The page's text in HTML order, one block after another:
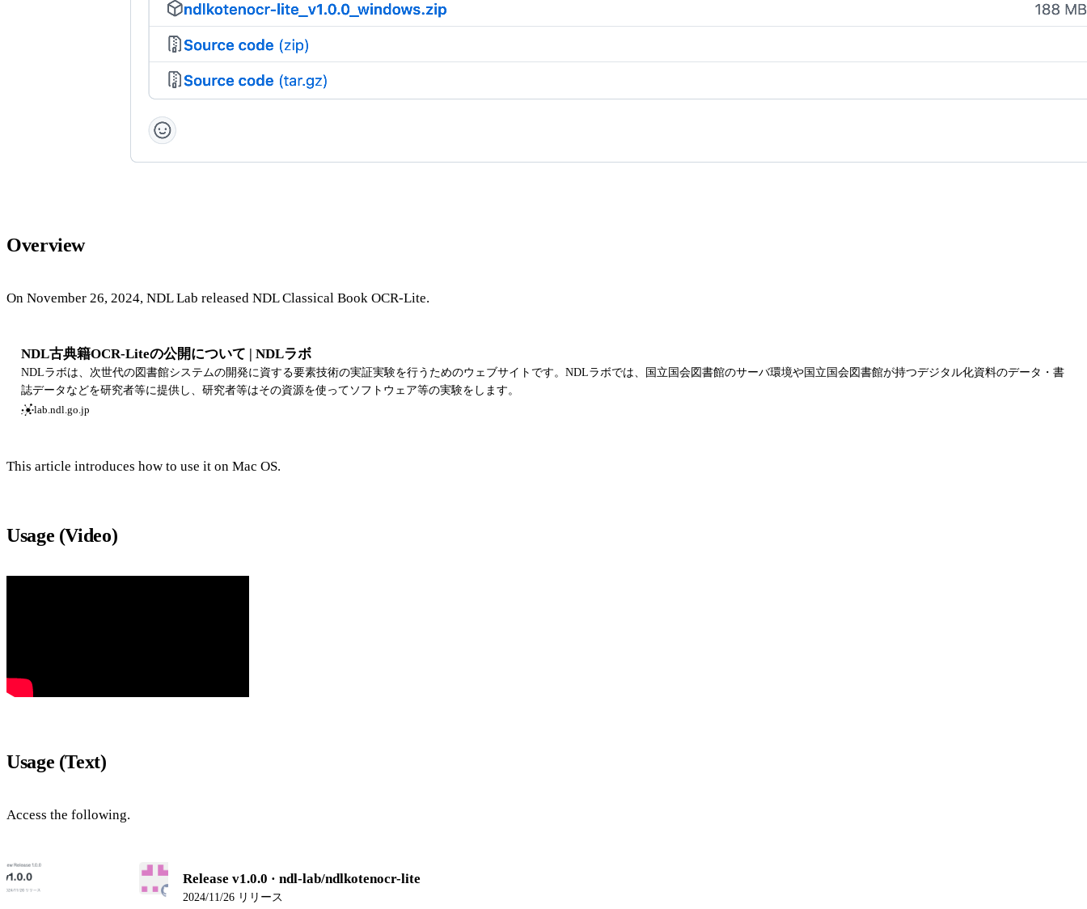
Overview
On November 26, 2024, NDL Lab released NDL Classical Book OCR-Lite.
NDL古典籍OCR-Liteの公開について | NDLラボ
NDLラボは、次世代の図書館システムの開発に資する要素技術の実証実験を行うためのウェブサイトです。NDLラボでは、国立国会図書館のサーバ環境や国立国会図書館が持つデジタル化資料のデータ・書
誌データなどを研究者等に提供し、研究者等はその資源を使ってソフトウェア等の実験をします。
lab.ndl.go.jp
This article introduces how to use it on Mac OS.
Usage (Video)
Usage (Text)
Access the following.
Release v1.0.0 · ndl-lab/ndlkotenocr-lite
2024/11/26 リリース